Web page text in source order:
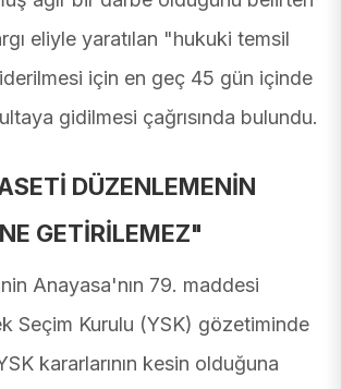
eliyle yaratılan "hukuki temsil
için en geç 45 gün içinde
gidilmesi çağrısında bulundu.
DÜZENLEMENİN
GETİRİLEMEZ"
Anayasa'nın 79. maddesi
Seçim Kurulu (YSK) gözetiminde
kararlarının kesin olduğuna